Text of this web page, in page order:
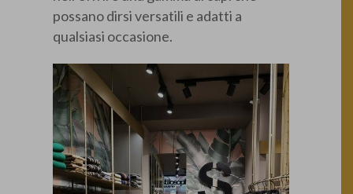
possano dirsi versatili e adatti a
qualsiasi occasione.